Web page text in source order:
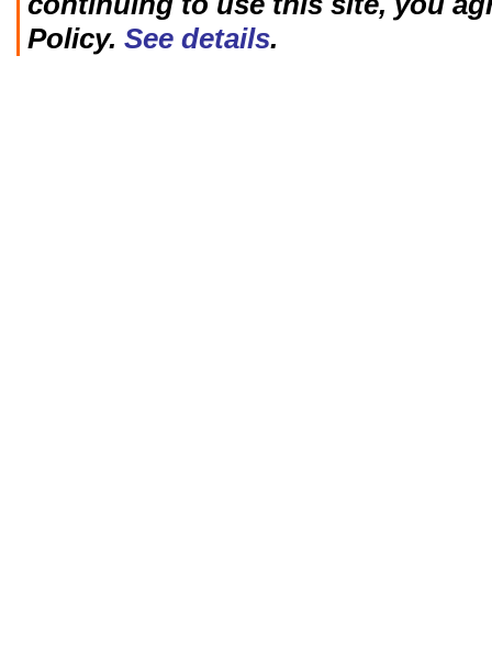
Policy. See details.